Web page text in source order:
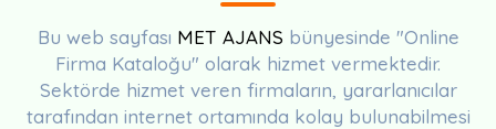
Bu web sayfası MET AJANS bünyesinde "Online
Firma Kataloğu" olarak hizmet vermektedir.
Sektörde hizmet veren firmaların, yararlanıcılar
tarafından internet ortamında kolay bulunabilmesi